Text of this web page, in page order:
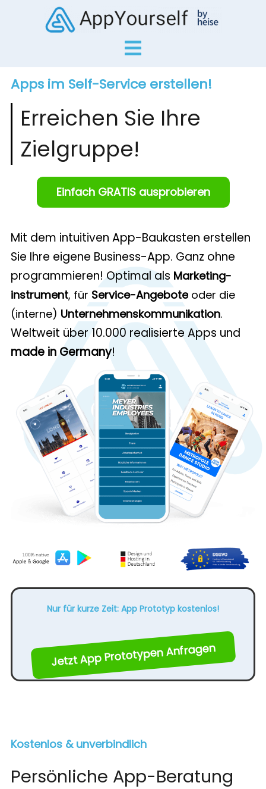
Apps im Self-Service erstellen!
Erreichen Sie Ihre
Zielgruppe!
Einfach GRATIS ausprobieren
Mit dem intuitiven App-Baukasten erstellen
Sie Ihre eigene Business-App. Ganz ohne
programmieren! Optimal als Marketing­
instrument, für Service-Angeboteoder die
(interne) Unternehmens­kommunikation.
Weltweit über 10.000 realisierte Apps und
made in Germany!
Nur für kurze Zeit: App Prototyp kostenlos!
Jetzt App Prototypen Anfragen
Kostenlos & unverbindlich
Persönliche App-Beratung